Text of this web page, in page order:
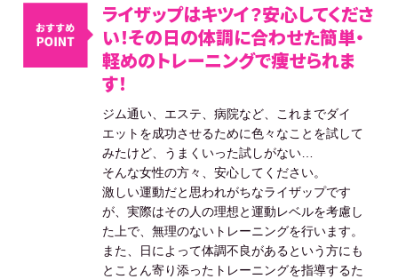
ライザップはキツイ？安心してくださ
い！その日の体調に合わせた簡単・
軽めのトレーニングで痩せられま
す！
ジム通い、エステ、病院など、これまでダイ
エットを成功させるために色々なことを試して
みたけど、うまくいった試しがない…
そんな女性の方々、安心してください。
激しい運動だと思われがちなライザップです
が、実際はその人の理想と運動レベルを考慮し
た上で、無理のないトレーニングを行います。
また、日によって体調不良があるという方にも
とことん寄り添ったトレーニングを指導するた